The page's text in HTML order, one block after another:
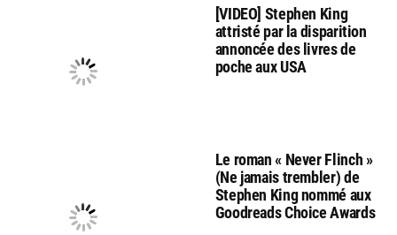
[VIDEO] Stephen King
attristé par la disparition
annoncée des livres de
poche aux USA
Le roman « Never Flinch »
(Ne jamais trembler) de
Stephen King nommé aux
Goodreads Choice Awards